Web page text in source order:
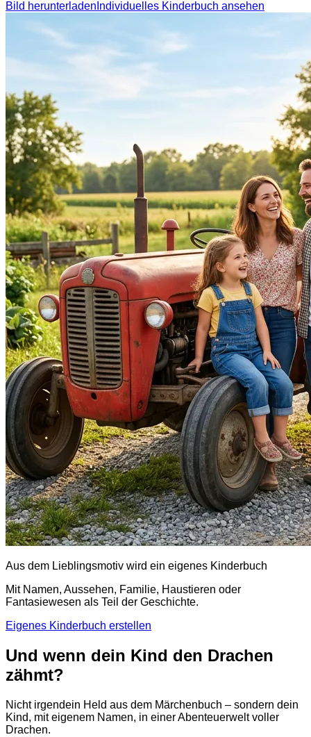
Bild herunterladen Individuelles Kinderbuch ansehen
Aus dem Lieblingsmotiv wird ein eigenes Kinderbuch
Mit Namen, Aussehen, Familie, Haustieren oder
Fantasiewesen als Teil der Geschichte.
Eigenes Kinderbuch erstellen
Und wenn dein Kind den Drachen
zähmt?
Nicht irgendein Held aus dem Märchenbuch – sondern dein
Kind, mit eigenem Namen, in einer Abenteuerwelt voller
Drachen.